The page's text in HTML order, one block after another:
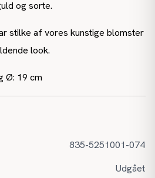
og sorte.
stilke af vores kunstige blomster
look.
Ø: 19 cm
835-5251001-074
Udgået